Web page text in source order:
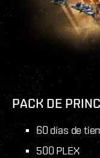
PACK DE
60 días de
500 PLEX